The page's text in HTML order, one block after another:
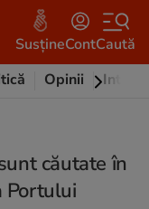
SusțineContCaută
Opinii
căutate în
Portului